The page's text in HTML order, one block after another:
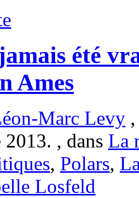
été
Ames
Marc Levy
2013. , dans La
, Polars,
Losfeld